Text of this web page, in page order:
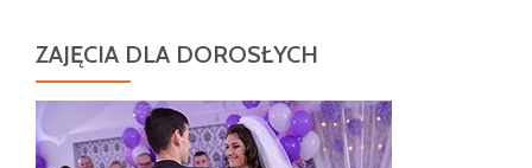
ZAJĘCIA DLA DOROSŁYCH